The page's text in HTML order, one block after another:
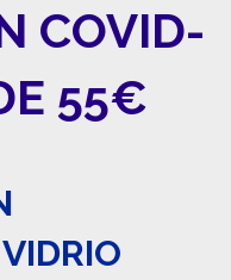
COVID-
55€